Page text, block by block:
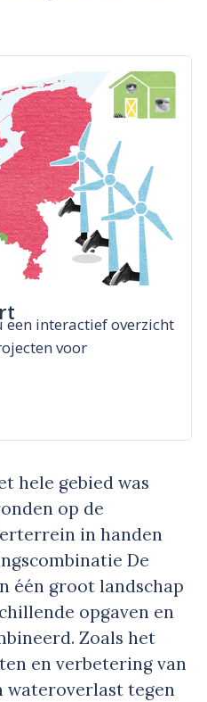
interactief overzicht
voor
hele gebied was
op de
in handen
De
één groot landschap
opgaven en
Zoals het
en verbetering van
wateroverlast tegen